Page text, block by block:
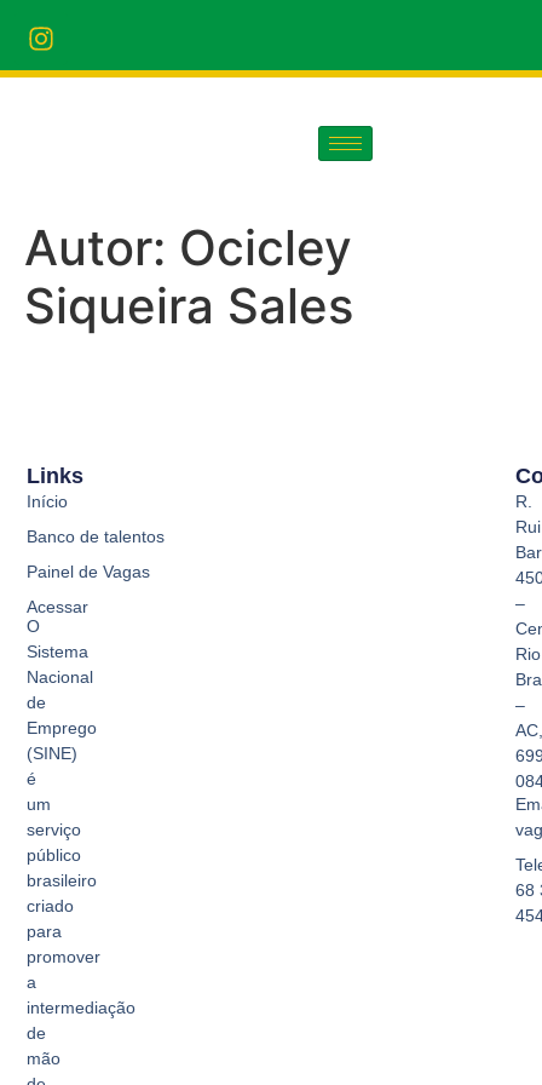
Autor: Ocicley
Siqueira Sales
O
Sistema
Nacional
de
Emprego
(SINE)
é
um
serviço
público
brasileiro
criado
para
promover
a
intermediação
de
mão
Links
Início
Banco de talentos
Painel de Vagas
Acessar
R.
Rui
–
Rio
–
AC,
68